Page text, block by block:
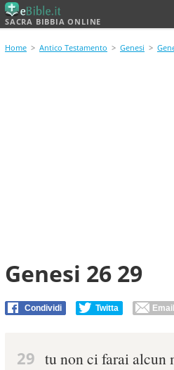
SACRA BIBBIA ONLINE
Home > Antico Testamento > Genesi >
Genesi 26 29
Condividi Twitta Email
29 tu non ci farai alcun